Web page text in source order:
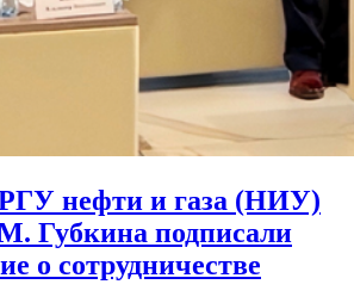
нефти и газа (НИУ)
Губкина подписали
о сотрудничестве